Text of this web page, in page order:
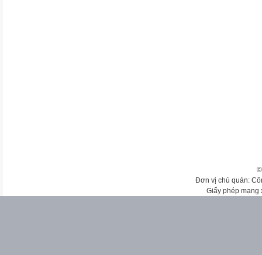
Đơn vị chủ quản:
Giấy phép mạng